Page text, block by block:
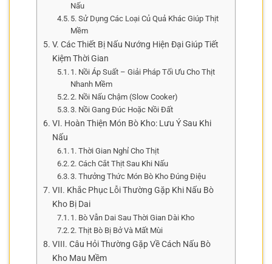
Nấu
5. Sử Dụng Các Loại Củ Quả Khác Giúp Thịt
Mềm
V. Các Thiết Bị Nấu Nướng Hiện Đại Giúp Tiết
Kiệm Thời Gian
1. Nồi Áp Suất – Giải Pháp Tối Ưu Cho Thịt
Nhanh Mềm
2. Nồi Nấu Chậm (Slow Cooker)
3. Nồi Gang Đúc Hoặc Nồi Đất
VI. Hoàn Thiện Món Bò Kho: Lưu Ý Sau Khi
Nấu
1. Thời Gian Nghỉ Cho Thịt
2. Cách Cắt Thịt Sau Khi Nấu
3. Thưởng Thức Món Bò Kho Đúng Điệu
VII. Khắc Phục Lỗi Thường Gặp Khi Nấu Bò
Kho Bị Dai
1. Bò Vẫn Dai Sau Thời Gian Dài Kho
2. Thịt Bò Bị Bở Và Mất Mùi
VIII. Câu Hỏi Thường Gặp Về Cách Nấu Bò
Kho Mau Mềm